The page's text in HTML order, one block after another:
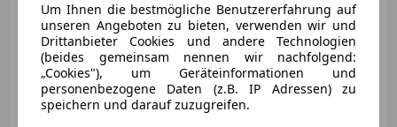
05/2012 150 000 km Diesel
103 kW (140 PS)
Um Ihnen die bestmögliche Benutzererfahrung auf
unseren Angeboten zu bieten, verwenden wir und
Drittanbieter Cookies und andere Technologien
(beides gemeinsam nennen wir nachfolgend:
„Cookies"), um Geräteinformationen und
personenbezogene Daten (z.B. IP Adressen) zu
speichern und darauf zuzugreifen.